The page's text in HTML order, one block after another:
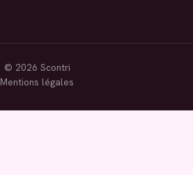
© 2026 Scontri
Mentions légales